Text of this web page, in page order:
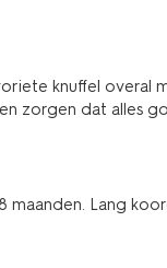
knuffel overal
zorgen dat alles
Lang